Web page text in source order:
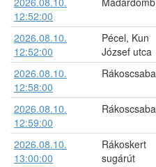
12:52:00
2026.08.10.
12:52:00
Pécel, Kun
József utca
2026.08.10.
12:58:00
Rákoscsaba
2026.08.10.
12:59:00
Rákoscsaba
2026.08.10.
13:00:00
Rákoskert
sugárút